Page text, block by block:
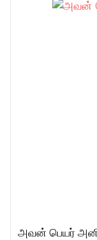
அவன் பெயர்